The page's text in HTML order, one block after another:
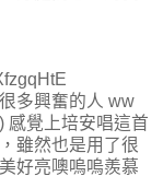
多興奮的人 ww
感覺上培安唱這首
雖然也是用了很
好亮噢嗚嗚羨慕